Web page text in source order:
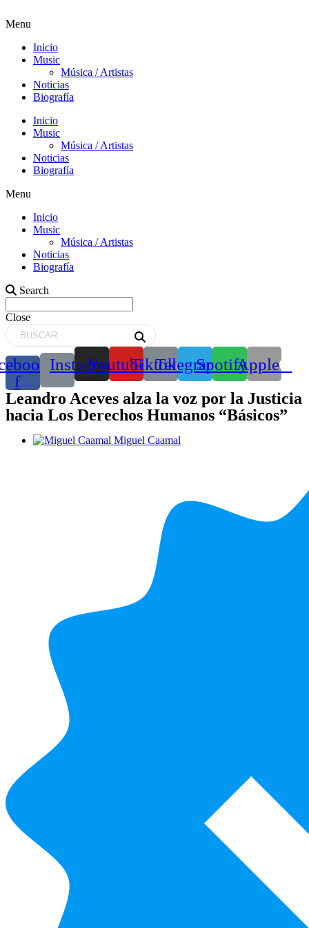
Menu
Inicio
Music
Música / Artistas
Noticias
Biografía
Inicio
Music
Música / Artistas
Noticias
Biografía
Menu
Inicio
Music
Música / Artistas
Noticias
Biografía
Search
Close
f
Instagram
YoutubeTiktokTelegramSpotifyApple
Leandro Aceves alza la voz por la Justicia
hacia Los Derechos Humanos “Básicos”
Miguel Caamal